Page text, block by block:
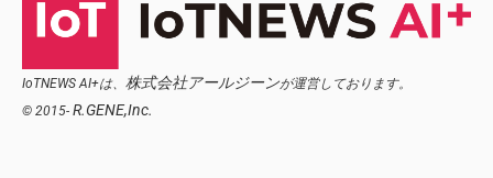
IoTNEWS AI+は、 株式会社アールジーンが運営しております。
© 2015- R.GENE,Inc.